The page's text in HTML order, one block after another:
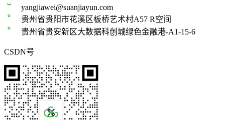
yangjiawei@suanjiayun.com
贵州省贵阳市花溪区板桥艺术村A57 R空间
贵州省贵安新区大数据科创城绿色金融港-A1-15-6
CSDN号